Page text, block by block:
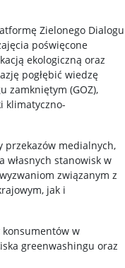
Zielonego Dialogu
poświęcone
ekologiczną oraz
pogłębić wiedzę
zamkniętym (GOZ),
klimatyczno-
przekazów medialnych,
własnych stanowisk w
związanym z
jak i
w
greenwashingu oraz